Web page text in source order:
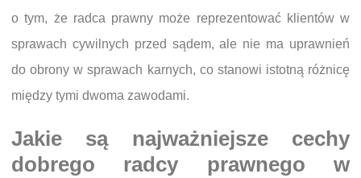
o tym, że radca prawny może reprezentować klientów w
sprawach cywilnych przed sądem, ale nie ma uprawnień
do obrony w sprawach karnych, co stanowi istotną różnicę
między tymi dwoma zawodami.
Jakie są najważniejsze cechy
dobrego radcy prawnego w